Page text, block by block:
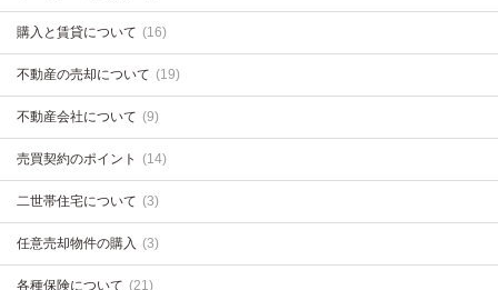
購入と賃貸について (16)
不動産の売却について (19)
不動産会社について (9)
売買契約のポイント (14)
二世帯住宅について (3)
任意売却物件の購入 (3)
各種保険について (21)